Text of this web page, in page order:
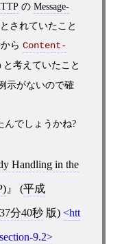
の Message-
されていたこと
ら Content-
考えていたこと
示がないので確
でしょうかね?
Handling in the
(平成
分40秒版) htt
9.2